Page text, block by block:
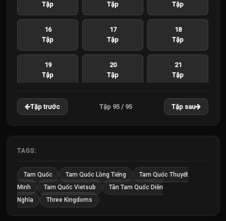
Tập
Tập
Tập
16
Tập
17
Tập
18
Tập
19
Tập
20
Tập
21
Tập
22
Tập
Tập
24
Tập
25
26
27
28
Tập
29
Tập
Tập
31
Tập
Tập
Tập
Tập trước Tập 95 / 95 Tập sau
TAGS:
Tam Quốc Tam Quốc Lồng Tiếng
Tam Quốc Thuyết
Minh
Tam Quốc Vietsub
Tân Tam Quốc Diễn
Nghĩa
Three Kingdoms